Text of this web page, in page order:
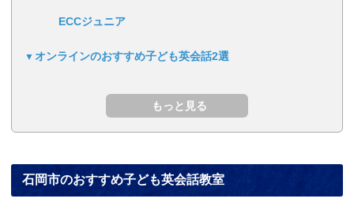
ECCジュニア
オンラインのおすすめ子ども英会話2選
石岡市のおすすめ子ども英会話教室